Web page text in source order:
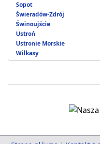
Sopot
Świeradów-Zdrój
Świnoujście
Ustroń
Ustronie Morskie
Wilkasy